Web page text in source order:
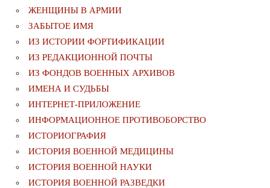
ЖЕНЩИНЫ В АРМИИ
ЗАБЫТОЕ ИМЯ
ИЗ ИСТОРИИ ФОРТИФИКАЦИИ
ИЗ РЕДАКЦИОННОЙ ПОЧТЫ
ИЗ ФОНДОВ ВОЕННЫХ АРХИВОВ
ИМЕНА И СУДЬБЫ
ИНТЕРНЕТ-ПРИЛОЖЕНИЕ
ИНФОРМАЦИОННОЕ ПРОТИВОБОРСТВО
ИСТОРИОГРАФИЯ
ИСТОРИЯ ВОЕННОЙ МЕДИЦИНЫ
ИСТОРИЯ ВОЕННОЙ НАУКИ
ИСТОРИЯ ВОЕННОЙ РАЗВЕДКИ